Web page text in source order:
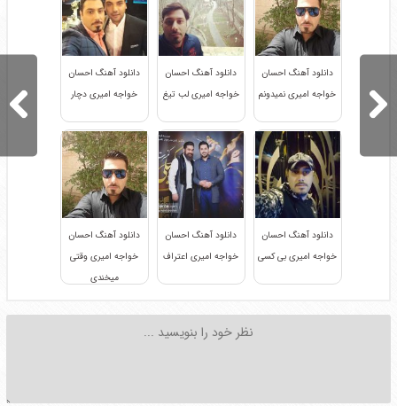
دانلود آهنگ احسان
خواجه امیری نمیدونم
دانلود آهنگ احسان
خواجه امیری لب تیغ
دانلود آهنگ احسان
خواجه امیری دچار
دانلود آهنگ احسان
خواجه امیری بی کسی
دانلود آهنگ احسان
خواجه امیری اعتراف
دانلود آهنگ احسان
خواجه امیری وقتی
میخندی